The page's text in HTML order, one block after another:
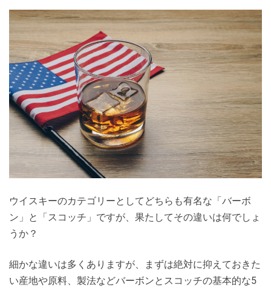
ウイスキーのカテゴリーとしてどちらも有名な「バーボ
ン」と「スコッチ」ですが、果たしてその違いは何でしょ
うか？
細かな違いは多くありますが、まずは絶対に抑えておきた
い産地や原料、製法などバーボンとスコッチの基本的な5